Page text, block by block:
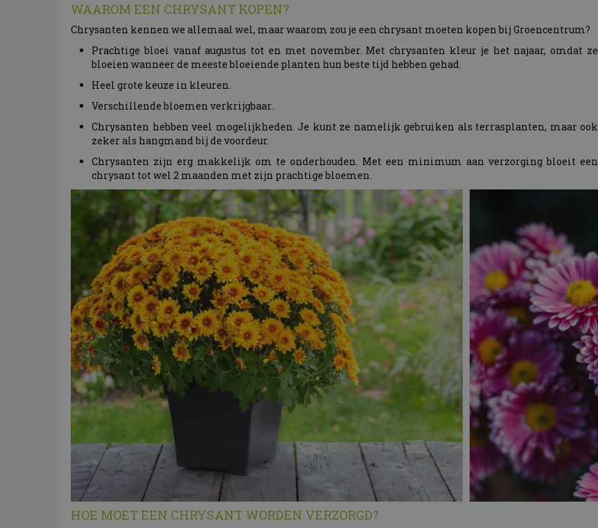
WAAROM EEN CHRYSANT KOPEN?
Chrysanten kennen we allemaal wel, maar waarom zou je een chrysant moeten kopen bij Groencentrum?
Prachtige bloei vanaf augustus tot en met november. Met chrysanten kleur je het najaar, omdat ze
bloeien wanneer de meeste bloeiende planten hun beste tijd hebben gehad.
Heel grote keuze in kleuren.
Verschillende bloemen verkrijgbaar.
Chrysanten hebben veel mogelijkheden. Je kunt ze namelijk gebruiken als terrasplanten, maar ook
zeker als hangmand bij de voordeur.
Chrysanten zijn erg makkelijk om te onderhouden. Met een minimum aan verzorging bloeit een
chrysant tot wel 2 maanden met zijn prachtige bloemen.
HOE MOET EEN CHRYSANT WORDEN VERZORGD?